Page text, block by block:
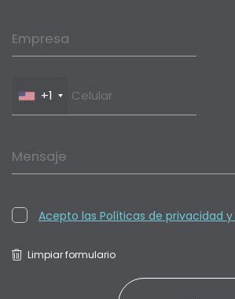
Empresa
+1
Mensaje
Acepto las Políticas de privacidad
Limpiar formulario